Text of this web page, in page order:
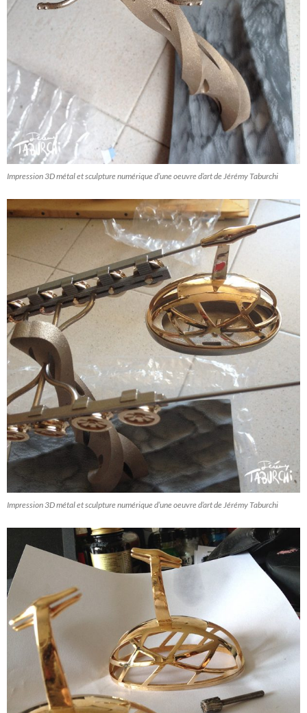
Impression 3D métal et sculpture numérique d’une oeuvre d’art de Jérémy Taburchi
Impression 3D métal et sculpture numérique d’une oeuvre d’art de Jérémy Taburchi